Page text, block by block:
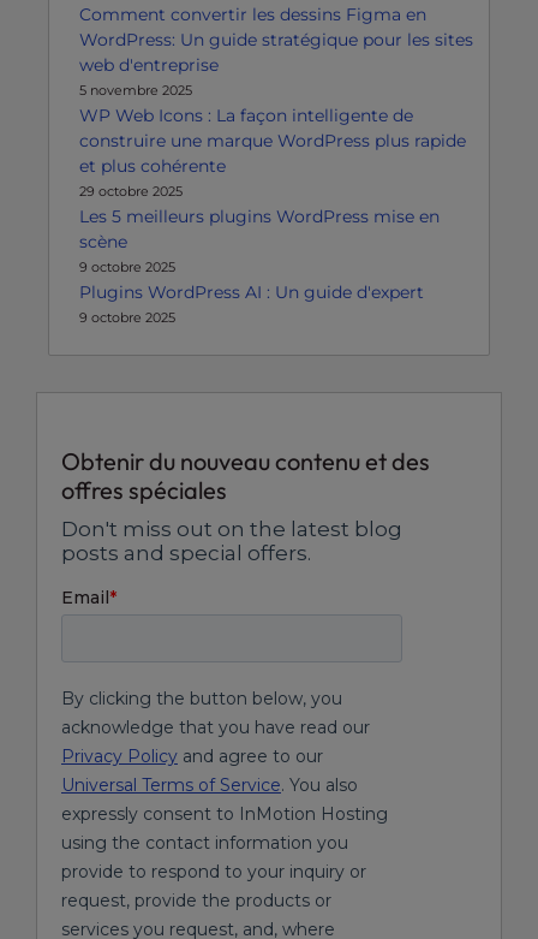
Comment convertir les dessins Figma en
WordPress: Un guide stratégique pour les sites
web d'entreprise
5 novembre 2025
WP Web Icons : La façon intelligente de
construire une marque WordPress plus rapide
et plus cohérente
29 octobre 2025
Les 5 meilleurs plugins WordPress mise en
scène
9 octobre 2025
Plugins WordPress AI : Un guide d'expert
9 octobre 2025
Obtenir du nouveau contenu et des
offres spéciales